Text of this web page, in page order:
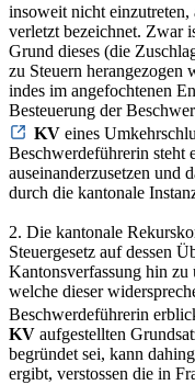
insoweit nicht
verletzt bezeichnet. Zwar
Grund dieses (die
zu Steuern herangezogen
indes im angefochtenen
Besteuerung der
KV eines
Beschwerdeführerin steht
auseinanderzusetzen und
durch die kantonale
2. Die kantonale
Steuergesetz auf dessen
Kantonsverfassung hin zu
welche dieser
Beschwerdeführerin
KV aufgestellten
begründet sei, kann
ergibt, verstossen die in